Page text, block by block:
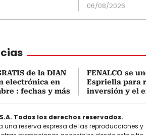
06/08/2026
de la DIAN
electrónica en
: fechas y más
FENALCO se une
Espriella para
inversión y el
S.A. Todos los derechos reservados.
una reserva expresa de las reproducciones y